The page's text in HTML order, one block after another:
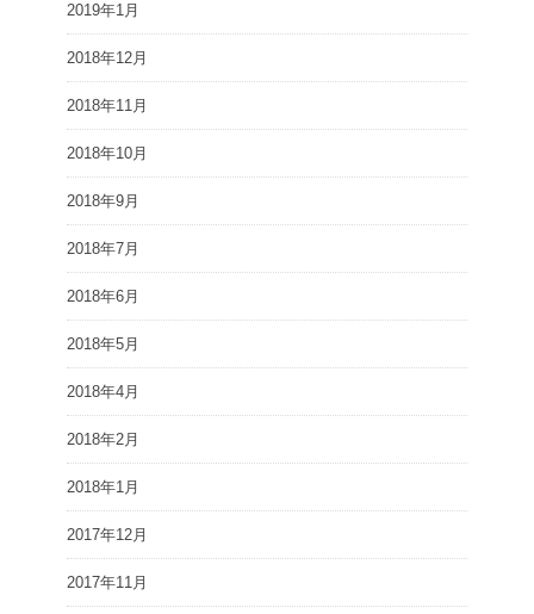
2019年1月
2018年12月
2018年11月
2018年10月
2018年9月
2018年7月
2018年6月
2018年5月
2018年4月
2018年2月
2018年1月
2017年12月
2017年11月